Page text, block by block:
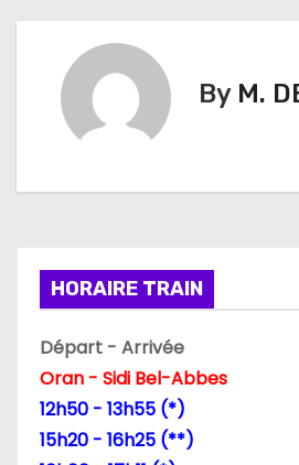
t
o
n
d
e
By M.
HORAIRE TRAIN
Départ - Arrivée
Oran - Sidi Bel-Abbes
12h50 - 13h55 (*)
15h20 - 16h25 (**)